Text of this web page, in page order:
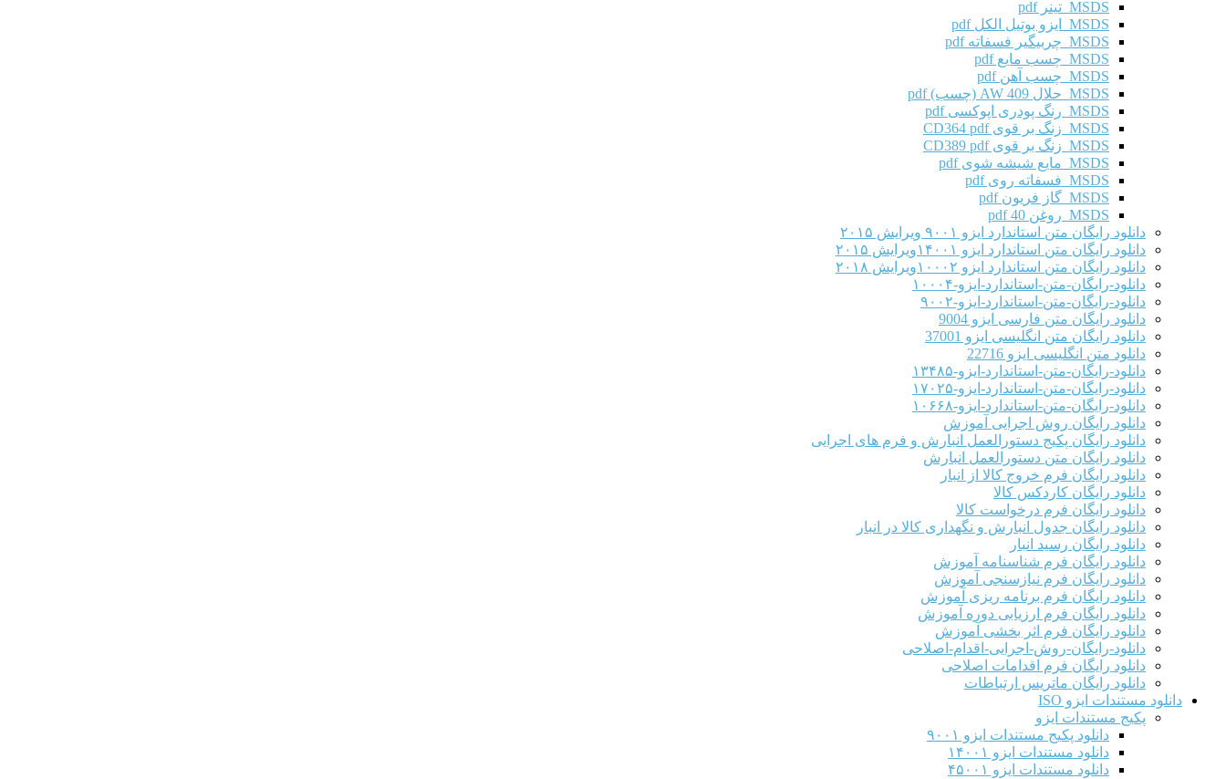
MSDS تینر pdf
MSDS ایزو بوتیل الکل pdf
MSDS چربیگیر فسفاته pdf
MSDS چسب مایع pdf
MSDS چسب آهن pdf
MSDS حلال AW 409 (چسب) pdf
MSDS رنگ پودری اپوکسی pdf
MSDS زنگ بر قوی CD364 pdf
MSDS زنگ بر قوی CD389 pdf
MSDS مایع شیشه شوی pdf
MSDS فسفاته روی pdf
MSDS گاز فریون pdf
MSDS روغن 40 pdf
دانلود رایگان متن استاندارد ایزو ۹۰۰۱ ویرایش ۲۰۱۵
دانلود رایگان متن استاندارد ایزو ۱۴۰۰۱ویرایش ۲۰۱۵
دانلود رایگان متن استاندارد ایزو ۱۰۰۰۲ویرایش ۲۰۱۸
دانلود-رایگان-متن-استاندارد-ایزو-۱۰۰۰۴
دانلود-رایگان-متن-استاندارد-ایزو-۹۰۰۲
دانلود رایگان متن فارسی ایزو 9004
دانلود رایگان متن انگلیسی ایزو 37001
دانلود متن انگلیسی ایزو 22716
دانلود-رایگان-متن-استاندارد-ایزو-۱۳۴۸۵
دانلود-رایگان-متن-استاندارد-ایزو-۱۷۰۲۵
دانلود-رایگان-متن-استاندارد-ایزو-۱۰۶۶۸
دانلود رایگان روش اجرایی آموزش
دانلود رایگان پکیج دستورالعمل انبارش و فرم های اجرایی
دانلود رایگان متن دستورالعمل انبارش
دانلود رایگان فرم خروج کالا از انبار
دانلود رایگان کاردکس کالا
دانلود رایگان فرم درخواست کالا
دانلود رایگان جدول انبارش و نگهداری کالا در انبار
دانلود رایگان رسید انبار
دانلود رایگان فرم شناسنامه آموزش
دانلود رایگان فرم نیازسنجی آموزش
دانلود رایگان فرم برنامه ریزی آموزش
دانلود رایگان فرم ارزیابی دوره آموزش
دانلود رایگان فرم اثر بخشی آموزش
دانلود-رایگان-روش-اجرایی-اقدام-اصلاحی
دانلود رایگان فرم اقدامات اصلاحی
دانلود رایگان ماتریس ارتباطات
دانلود مستندات ایزو ISO
پکیج مستندات ایزو
دانلود پکیج مستندات ایزو ۹۰۰۱
دانلود مستندات ایزو ۱۴۰۰۱
دانلود مستندات ایزو ۴۵۰۰۱